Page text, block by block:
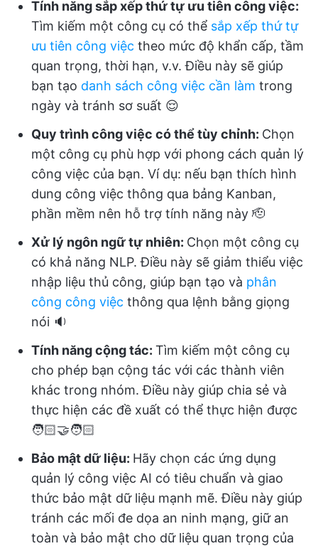
Tính năng sắp xếp thứ tự ưu tiên công việc:
Tìm kiếm một công cụ có thể sắp xếp thứ tự
ưu tiên công việc theo mức độ khẩn cấp, tầm
quan trọng, thời hạn, v.v. Điều này sẽ giúp
bạn tạo danh sách công việc cần làm trong
ngày và tránh sơ suất 😌
Quy trình công việc có thể tùy chỉnh: Chọn
một công cụ phù hợp với phong cách quản lý
công việc của bạn. Ví dụ: nếu bạn thích hình
dung công việc thông qua bảng Kanban,
phần mềm nên hỗ trợ tính năng này 🫡
Xử lý ngôn ngữ tự nhiên: Chọn một công cụ
có khả năng NLP. Điều này sẽ giảm thiểu việc
nhập liệu thủ công, giúp bạn tạo và phân
công công việc thông qua lệnh bằng giọng
nói 🔉
Tính năng cộng tác: Tìm kiếm một công cụ
cho phép bạn cộng tác với các thành viên
khác trong nhóm. Điều này giúp chia sẻ và
thực hiện các đề xuất có thể thực hiện được
🧑🏻‍🤝‍🧑🏻
Bảo mật dữ liệu: Hãy chọn các ứng dụng
quản lý công việc AI có tiêu chuẩn và giao
thức bảo mật dữ liệu mạnh mẽ. Điều này giúp
tránh các mối đe dọa an ninh mạng, giữ an
toàn và bảo mật cho dữ liệu quan trọng của